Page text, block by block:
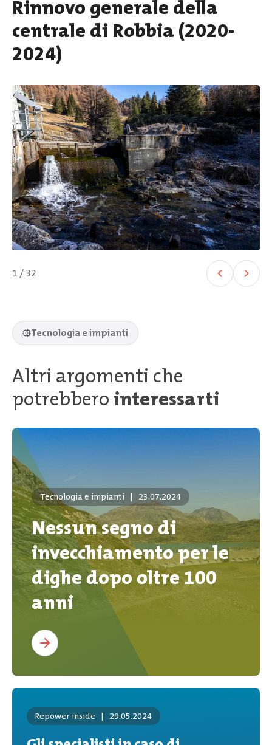
Rinnovo generale della
centrale di Robbia (2020-
2024)
1 / 32
Tecnologia e impianti
Altri argomenti che
potrebberointeressarti
Tecnologia e impianti | 23.07.2024
Nessun segno di
invecchiamento per le
dighe dopo oltre 100
anni
Repower inside | 29.05.2024